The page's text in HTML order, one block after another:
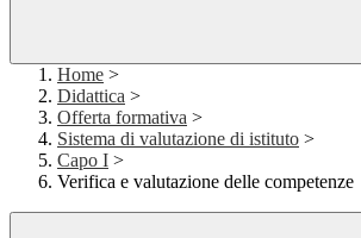
Home >
Didattica >
Offerta formativa >
Sistema di valutazione di istituto >
Capo I >
Verifica e valutazione delle competenze